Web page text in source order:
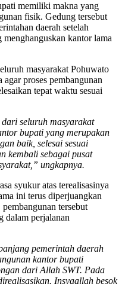
memiliki makna yang
fisik. Gedung tersebut
daerah setelah
menghanguskan kantor lama
masyarakat Pohuwato
proses pembangunan
tepat waktu sesuai
seluruh masyarakat
bupati yang merupakan
baik, selesai sesuai
kembali sebagai pusat
ungkapnya.
syukur atas terealisasinya
ini terus diperjuangkan
tersebut
dalam perjalanan
pemerintah daerah
kantor bupati
dari Allah SWT. Pada
Insyaallah besok